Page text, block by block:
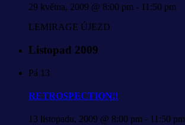
29 května, 2009 @ 8:00 pm - 11:50 pm
LEMIRAGE ÚJEZD
Listopad 2009
Pá 13
RETROSPECTION!!
13 listopadu, 2009 @ 8:00 pm - 11:50 pm